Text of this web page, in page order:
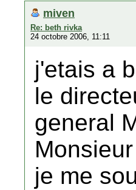
miven
Re: beth rivka
24 octobre 2006, 11:11
j'etais a
le
general
je me